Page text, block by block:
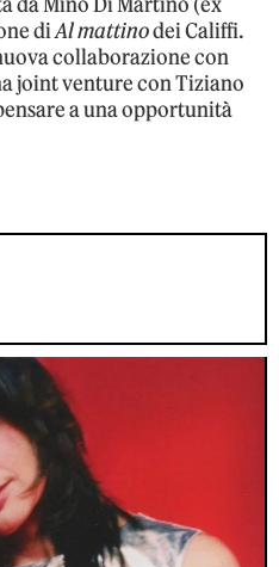
diAl mattinodei Califfi.
collaborazione con
joint venture con Tiziano
a una opportunità